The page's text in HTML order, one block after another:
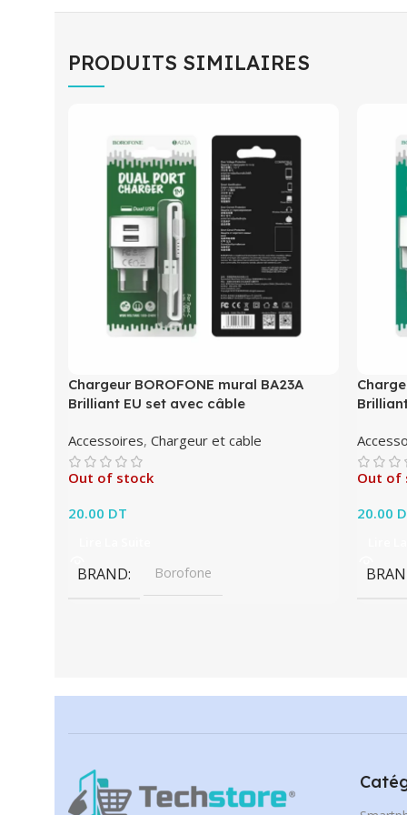
PRODUITS SIMILAIRES
Chargeur BOROFONE mural BA23A
Brilliant EU set avec câble
Accessoires, Chargeur et cable
Out of stock
20.00 DT
BRAND Borofone
Out of
20.00